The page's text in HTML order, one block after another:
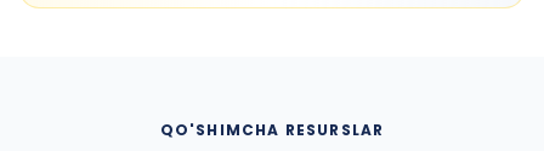
QO'SHIMCHA RESURSLAR